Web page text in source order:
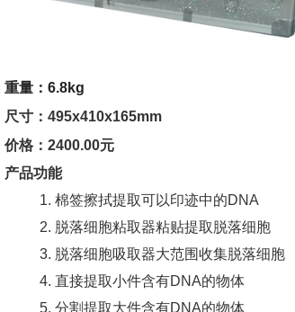
重量：6.8kg
尺寸：495x410x165mm
价格：2400.00元
产品功能
棉签擦拭提取可以印迹中的DNA
脱落细胞粘取器粘贴提取脱落细胞
脱落细胞吸取器大范围收集脱落细胞
直接提取小件含有DNA的物体
分割提取大件含有DNA的物体